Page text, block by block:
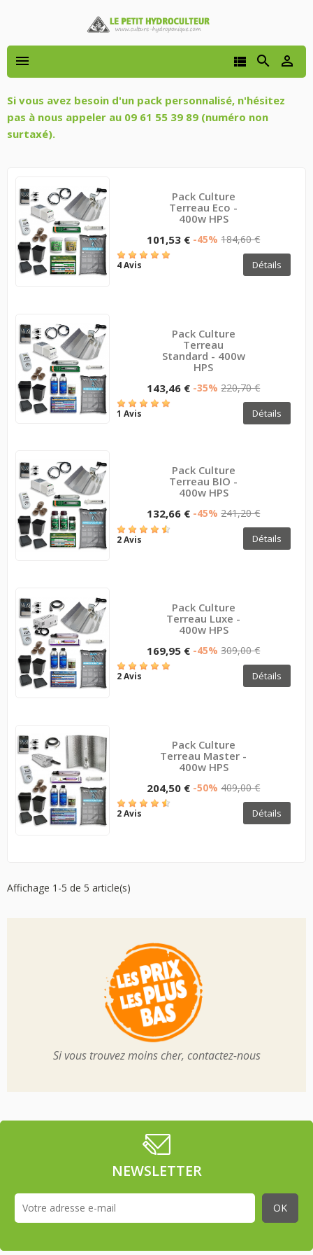
 


Si vous avez besoin d'un pack personnalisé, n'hésitez
pas à nous appeler au 09 61 55 39 89 (numéro non
surtaxé).
Pack Culture
Terreau Eco -
400w HPS
101,53 € -45% 184,60 €
4 Avis Détails
Pack Culture
Terreau
Standard - 400w
HPS
143,46 € -35% 220,70 €
1 Avis Détails
Pack Culture
Terreau BIO -
400w HPS
132,66 € -45% 241,20 €
2 Avis Détails
Pack Culture
Terreau Luxe -
400w HPS
169,95 € -45% 309,00 €
2 Avis Détails
Pack Culture
Terreau Master -
400w HPS
204,50 € -50% 409,00 €
2 Avis Détails
Affichage 1-5 de 5 article(s)
Si vous trouvez moins cher, contactez-nous
NEWSLETTER